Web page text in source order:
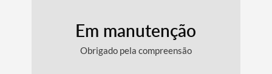
Em manutenção
Obrigado pela compreensão